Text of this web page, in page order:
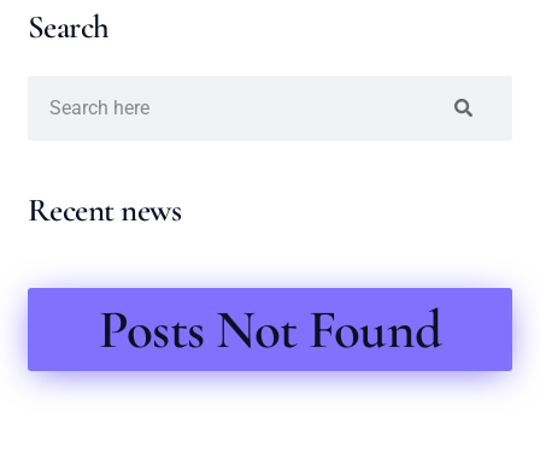
Search
Recent news
Posts Not Found